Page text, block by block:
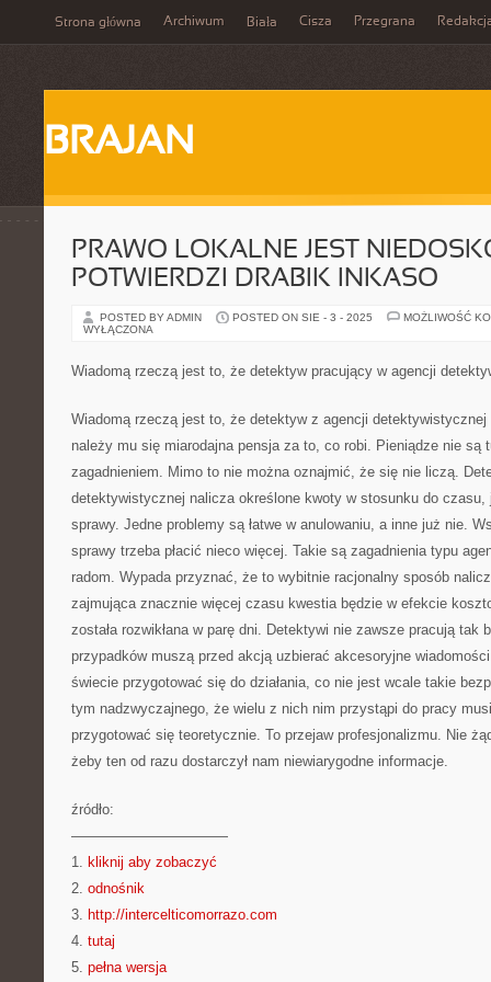
Strona główna Archiwum Biała Cisza Przegrana
BRAJAN
PRAWO LOKALNE JEST
POTWIERDZI DRABIK INKASO
POSTED BY ADMIN POSTED ON SIE - 3 - 2025
MOŻLIWOŚĆ
WYŁĄCZONA
Wiadomą rzeczą jest to, że detektyw pracujący w agencji
Wiadomą rzeczą jest to, że detektyw z agencji
należy mu się miarodajna pensja za to, co robi. Pieniądze nie są
zagadnieniem. Mimo to nie można oznajmić, że się nie liczą.
detektywistycznej nalicza określone kwoty w stosunku do czasu,
sprawy. Jedne problemy są łatwe w anulowaniu, a inne już nie.
sprawy trzeba płacić nieco więcej. Takie są zagadnienia typu
radom. Wypada przyznać, że to wybitnie racjonalny sposób
zajmująca znacznie więcej czasu kwestia będzie w efekcie
została rozwikłana w parę dni. Detektywi nie zawsze pracują tak
przypadków muszą przed akcją uzbierać akcesoryjne
świecie przygotować się do działania, co nie jest wcale takie
tym nadzwyczajnego, że wielu z nich nim przystąpi do pracy
przygotować się teoretycznie. To przejaw profesjonalizmu. Nie
żeby ten od razu dostarczył nam niewiarygodne informacje.
źródło:
———————————
1. kliknij aby zobaczyć
2. odnośnik
3. http://intercelticomorrazo.com
4. tutaj
5. pełna wersja